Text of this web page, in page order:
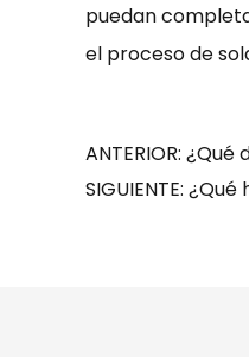
puedan
el proceso de
ANTERIOR:
SIGUIENTE: